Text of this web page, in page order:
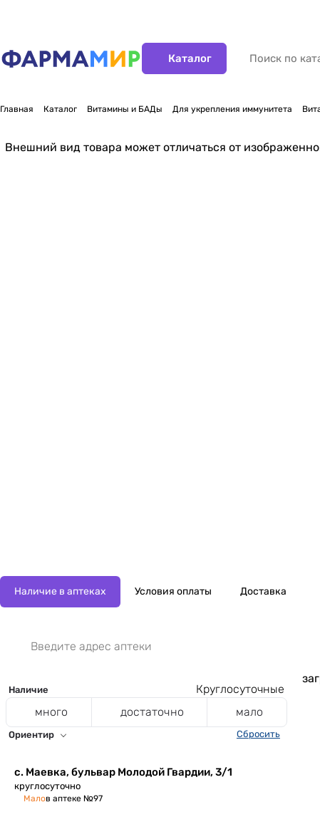
Каталог
Главная Каталог Витамины и БАДы Для укрепления иммунитета
Внешний вид товара может отличаться от
Наличие в аптеках Условия оплаты Доставка
Наличие
Круглосуточные
много
достаточно мало
Ориентир Сбросить
с. Маевка, ​бульвар Молодой Гвардии, 3/1
круглосуточно
Малов аптеке №97